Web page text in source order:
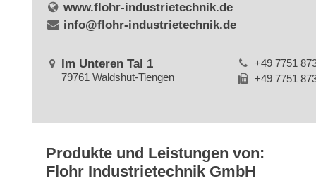
www.flohr-industrietechnik.de
info@flohr-industrietechnik.de
Im Unteren Tal 1
79761 Waldshut-Tiengen
+49 7751
+49 7751
Produkte und Leistungen von:
Flohr Industrietechnik GmbH